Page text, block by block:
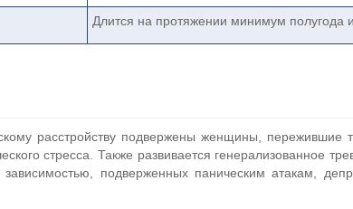
Длится на протяжении минимум полугода
расстройству подвержены женщины, пережившие
стресса. Также развивается генерализованное
зависимостью, подверженных паническим атакам,